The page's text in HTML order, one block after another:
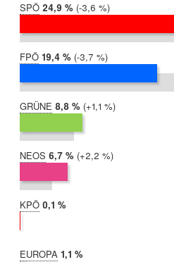
SPÖ 2019:
24,9 %
2014:
28,5 %
Differenz:
-3,6 %
FPÖ 2019:
19,4 %
2014:
23,1 %
Differenz:
-3,7 %
GRÜNE 2019:
8,8 %
2014:
7,7 %
Differenz:
+1,1 %
NEOS 2019:
6,7 %
2014:
4,6 %
Differenz:
+2,2 %
KPÖ 2019:
0,1 %
EUROPA 2019:
1,1 %